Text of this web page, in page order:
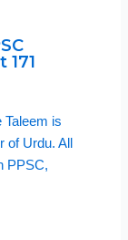
Taleem is
of Urdu. All
PPSC,